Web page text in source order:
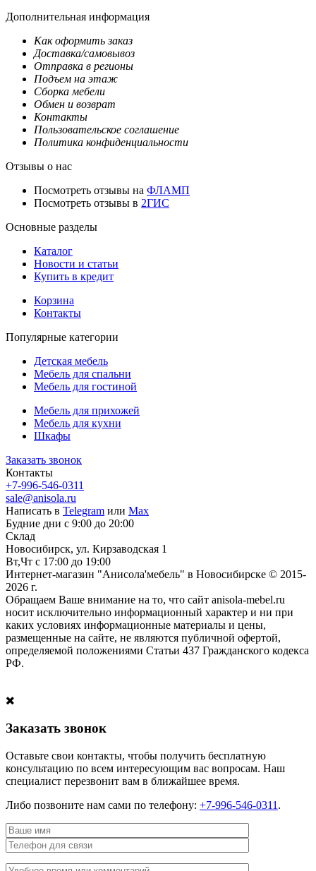
Дополнительная информация
Как оформить заказ
Доставка/самовывоз
Отправка в регионы
Подъем на этаж
Сборка мебели
Обмен и возврат
Контакты
Пользовательское соглашение
Политика конфиденциальности
Отзывы о нас
Посмотреть отзывы на ФЛАМП
Посмотреть отзывы в 2ГИС
Основные разделы
Каталог
Новости и статьи
Купить в кредит
Корзина
Контакты
Популярные категории
Детская мебель
Мебель для спальни
Мебель для гостиной
Мебель для прихожей
Мебель для кухни
Шкафы
Заказать звонок
Контакты
+7-996-546-0311
sale@anisola.ru
Написать в Telegram или Max
Будние дни с 9:00 до 20:00
Склад
Новосибирск, ул. Кирзаводская 1
Вт,Чт с 17:00 до 19:00
Интернет-магазин "Анисола'мебель" в Новосибирске © 2015-
2026 г.
Обращаем Ваше внимание на то, что сайт anisola-mebel.ru
носит исключительно информационный характер и ни при
каких условиях информационные материалы и цены,
размещенные на сайте, не являются публичной офертой,
определяемой положениями Статьи 437 Гражданского кодекса
РФ.
Заказать звонок
Оставьте свои контакты, чтобы получить бесплатную
консультацию по всем интересующим вас вопросам. Наш
специалист перезвонит вам в ближайшее время.
Либо позвоните нам сами по телефону: +7-996-546-0311 .